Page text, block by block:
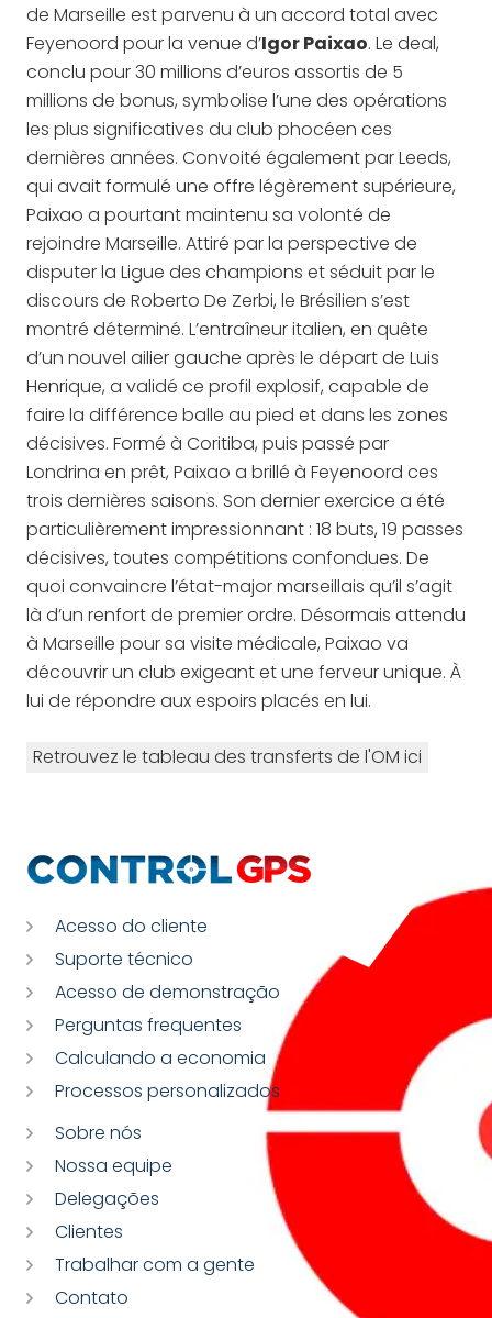
de Marseille est parvenu à un accord total avec
Feyenoord pour la venue d’Igor Paixao. Le deal,
conclu pour 30 millions d’euros assortis de 5
millions de bonus, symbolise l’une des opérations
les plus significatives du club phocéen ces
dernières années. Convoité également par Leeds,
qui avait formulé une offre légèrement supérieure,
Paixao a pourtant maintenu sa volonté de
rejoindre Marseille. Attiré par la perspective de
disputer la Ligue des champions et séduit par le
discours de Roberto De Zerbi, le Brésilien s’est
montré déterminé. L’entraîneur italien, en quête
d’un nouvel ailier gauche après le départ de Luis
Henrique, a validé ce profil explosif, capable de
faire la différence balle au pied et dans les zones
décisives. Formé à Coritiba, puis passé par
Londrina en prêt, Paixao a brillé à Feyenoord ces
trois dernières saisons. Son dernier exercice a été
particulièrement impressionnant : 18 buts, 19 passes
décisives, toutes compétitions confondues. De
quoi convaincre l’état-major marseillais qu’il s’agit
là d’un renfort de premier ordre. Désormais attendu
à Marseille pour sa visite médicale, Paixao va
découvrir un club exigeant et une ferveur unique. À
lui de répondre aux espoirs placés en lui.
Retrouvez le tableau des transferts de l'OM ici
Acesso do cliente
Suporte técnico
Acesso de demonstração
Perguntas frequentes
Calculando a economia
Processos personalizados
Sobre nós
Nossa equipe
Delegações
Clientes
Trabalhar com a gente
Contato